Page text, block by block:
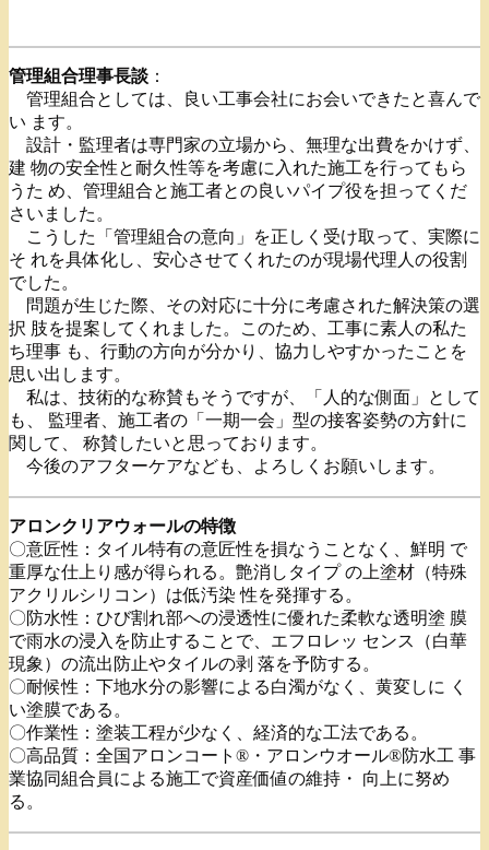
管理組合理事長談 ：
管理組合としては、良い工事会社にお会いできたと喜んで
い ます。
設計・監理者は専門家の立場から、無理な出費をかけず、
建 物の安全性と耐久性等を考慮に入れた施工を行ってもら
うた め、管理組合と施工者との良いパイプ役を担ってくだ
さいました。
こうした「管理組合の意向」を正しく受け取って、実際に
そ れを具体化し、安心させてくれたのが現場代理人の役割
でした。
問題が生じた際、その対応に十分に考慮された解決策の選
択 肢を提案してくれました。このため、工事に素人の私た
ち理事 も、行動の方向が分かり、協力しやすかったことを
思い出します。
私は、技術的な称賛もそうですが、「人的な側面」として
も、 監理者、施工者の「一期一会」型の接客姿勢の方針に
関して、 称賛したいと思っております。
今後のアフターケアなども、よろしくお願いします。
アロンクリアウォールの特徴
〇意匠性：タイル特有の意匠性を損なうことなく、鮮明 で
重厚な仕上り感が得られる。艶消しタイプ の上塗材（特殊
アクリルシリコン）は低汚染 性を発揮する。
〇防水性：ひび割れ部への浸透性に優れた柔軟な透明塗 膜
で雨水の浸入を防止することで、エフロレッ センス（白華
現象）の流出防止やタイルの剥 落を予防する。
〇耐候性：下地水分の影響による白濁がなく、黄変しに く
い塗膜である。
〇作業性：塗装工程が少なく、経済的な工法である。
〇高品質：全国アロンコート®・アロンウオール®防水工 事
業協同組合員による施工で資産価値の維持・ 向上に努め
る。